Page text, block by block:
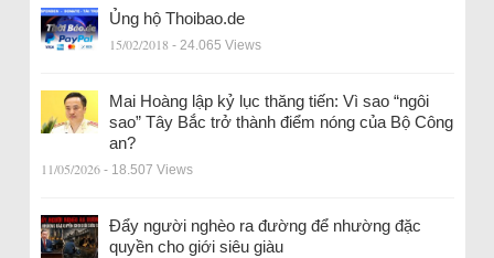
Ủng hộ Thoibao.de
15/02/2018 - 24.065 Views
Mai Hoàng lập kỷ lục thăng tiến: Vì sao “ngôi
sao” Tây Bắc trở thành điểm nóng của Bộ Công
an?
11/05/2026 - 18.507 Views
Đẩy người nghèo ra đường để nhường đặc
quyền cho giới siêu giàu